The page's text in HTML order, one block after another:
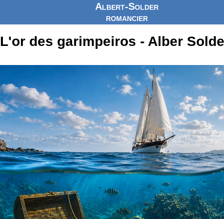
Albert-Solder
romancier
L'or des garimpeiros - Alber